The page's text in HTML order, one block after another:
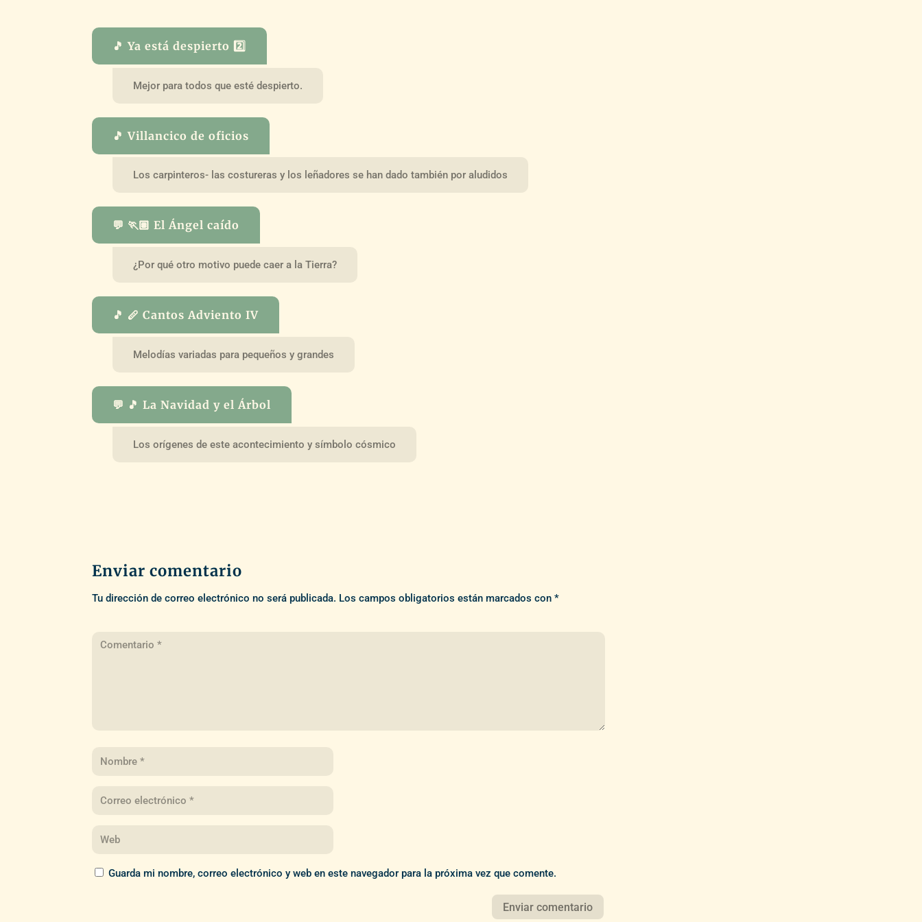
🎵 Ya está despierto 2️⃣
Mejor para todos que esté despierto.
🎵 Villancico de oficios
Los carpinteros- las costureras y los leñadores se han dado también por aludidos
💬 🏃🏽 El Ángel caído
¿Por qué otro motivo puede caer a la Tierra?
🎵 🪈 Cantos Adviento IV
Melodías variadas para pequeños y grandes
💬 🎵 La Navidad y el Árbol
Los orígenes de este acontecimiento y símbolo cósmico
Enviar comentario
Tu dirección de correo electrónico no será publicada. Los campos obligatorios están marcados con*
Guarda mi nombre, correo electrónico y web en este navegador para la próxima vez que comente.